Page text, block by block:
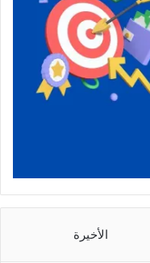
الأخيرة